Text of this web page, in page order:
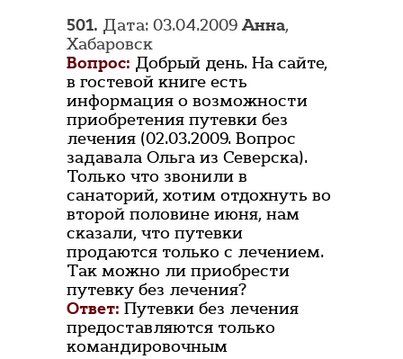
501. Дата: 03.04.2009Анна,
Хабаровск
Вопрос: Добрый день. На сайте,
в гостевой книге есть
информация о возможности
приобретения путевки без
лечения (02.03.2009. Вопрос
задавала Ольга из Северска).
Только что звонили в
санаторий, хотим отдохнуть во
второй половине июня, нам
сказали, что путевки
продаются только с лечением.
Так можно ли приобрести
путевку без лечения?
Ответ: Путевки без лечения
предоставляются только
командировочным